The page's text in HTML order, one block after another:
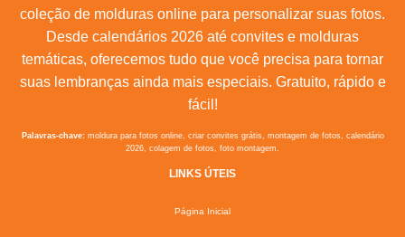
coleção de molduras online para personalizar suas fotos.
Desde calendários 2026 até convites e molduras
temáticas, oferecemos tudo que você precisa para tornar
suas lembranças ainda mais especiais. Gratuito, rápido e
fácil!
Palavras-chave:moldura para fotos online, criar convites grátis, montagem de fotos, calendário
2026, colagem de fotos, foto montagem.
LINKS ÚTEIS
Página Inicial